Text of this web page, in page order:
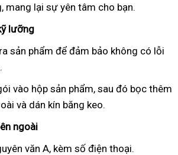
mang lại sự yên tâm cho bạn.
lưỡng
sản phẩm để đảm bảo không có lỗi
vào hộp sản phẩm, sau đó bọc thêm
và dán kín băng keo.
ngoài
văn A, kèm số điện thoại.